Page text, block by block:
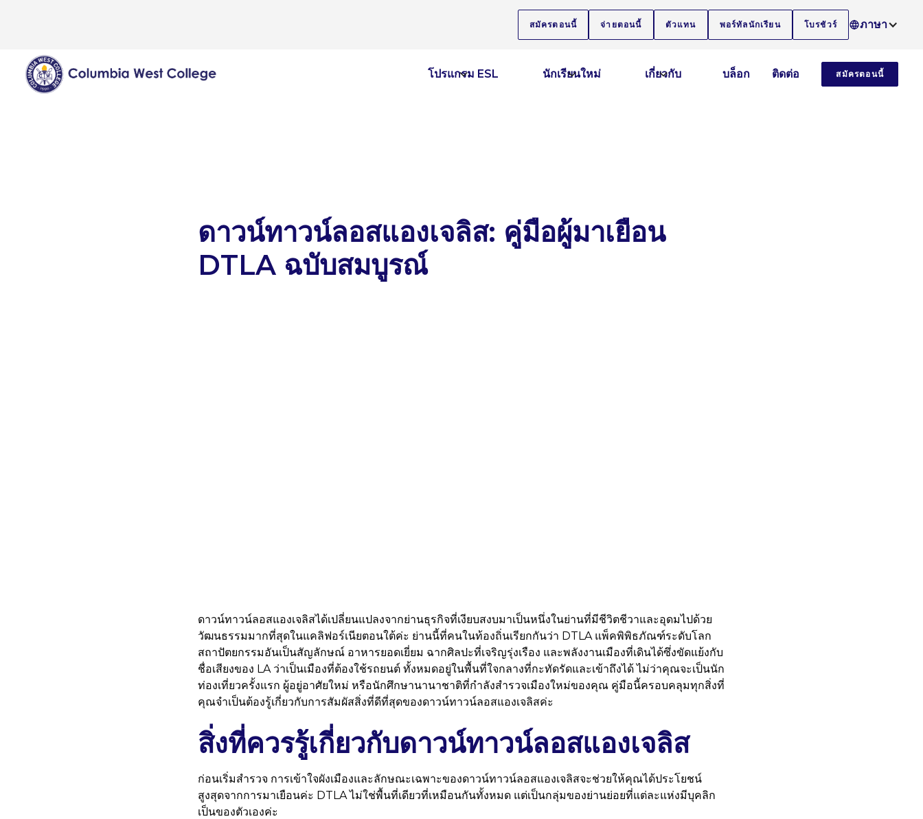
สมัครตอนนี้ จ่ายตอนนี้ ตัวแทน พอร์ทัลนักเรียน โบรชัวร์ ภาษา
โปรแกรม ESL นักเรียนใหม่ เกี่ยวกับ บล็อก ติดต่อ สมัครตอนนี้
ดาวน์ทาวน์ลอสแองเจลิส: คู่มือผู้มาเยือน
DTLA ฉบับสมบูรณ์
ดาวน์ทาวน์ลอสแองเจลิสได้เปลี่ยนแปลงจากย่านธุรกิจที่เงียบสงบมาเป็นหนึ่งในย่านที่มีชีวิตชีวาและอุดมไปด้วย
วัฒนธรรมมากที่สุดในแคลิฟอร์เนียตอนใต้ค่ะ ย่านนี้ที่คนในท้องถิ่นเรียกกันว่า DTLA แพ็คพิพิธภัณฑ์ระดับโลก
สถาปัตยกรรมอันเป็นสัญลักษณ์ อาหารยอดเยี่ยม ฉากศิลปะที่เจริญรุ่งเรือง และพลังงานเมืองที่เดินได้ซึ่งขัดแย้งกับ
ชื่อเสียงของ LA ว่าเป็นเมืองที่ต้องใช้รถยนต์ ทั้งหมดอยู่ในพื้นที่ใจกลางที่กะทัดรัดและเข้าถึงได้ ไม่ว่าคุณจะเป็นนัก
ท่องเที่ยวครั้งแรก ผู้อยู่อาศัยใหม่ หรือนักศึกษานานาชาติที่กำลังสำรวจเมืองใหม่ของคุณ คู่มือนี้ครอบคลุมทุกสิ่งที่
คุณจำเป็นต้องรู้เกี่ยวกับการสัมผัสสิ่งที่ดีที่สุดของดาวน์ทาวน์ลอสแองเจลิสค่ะ
สิ่งที่ควรรู้เกี่ยวกับดาวน์ทาวน์ลอสแองเจลิส
ก่อนเริ่มสำรวจ การเข้าใจผังเมืองและลักษณะเฉพาะของดาวน์ทาวน์ลอสแองเจลิสจะช่วยให้คุณได้ประโยชน์
สูงสุดจากการมาเยือนค่ะ DTLA ไม่ใช่พื้นที่เดียวที่เหมือนกันทั้งหมด แต่เป็นกลุ่มของย่านย่อยที่แต่ละแห่งมีบุคลิก
เป็นของตัวเองค่ะ